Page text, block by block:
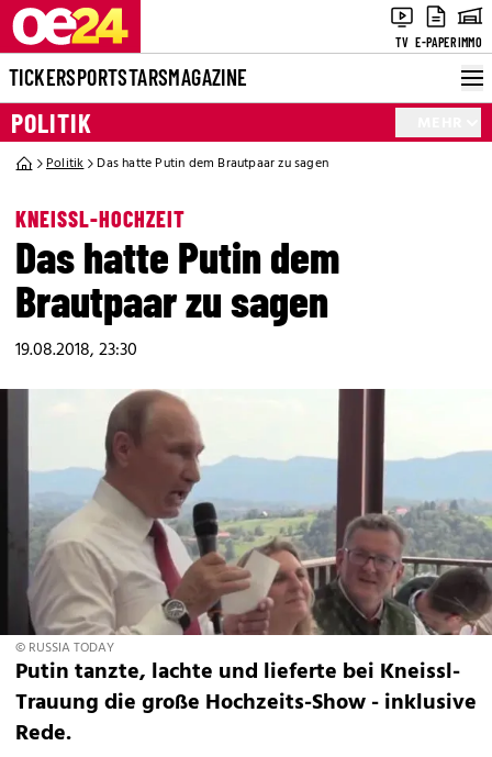
TV E-PAPERIMMO
TICKERSPORTSTARSMAGAZINE
POLITIK
Politik Das hatte Putin dem Brautpaar zu sagen
KNEISSL-HOCHZEIT
Das hatte Putin dem
Brautpaar zu sagen
19.08.2018, 23:30
© RUSSIA TODAY
Putin tanzte, lachte und lieferte bei Kneissl-
Trauung die große Hochzeits-Show - inklusive
Rede.